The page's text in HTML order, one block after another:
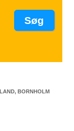
BORNHOLM